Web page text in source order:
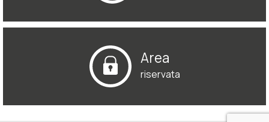
Area
riservata